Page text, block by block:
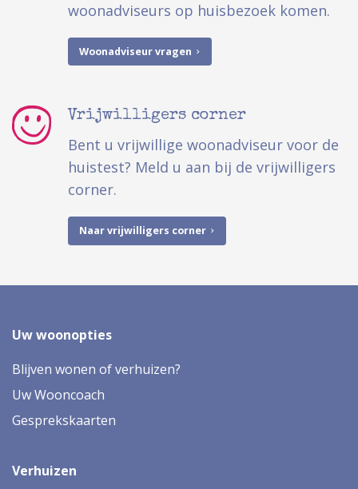
woonadviseurs op huisbezoek komen.
Woonadviseur vragen
Vrijwilligers corner
Bent u vrijwillige woonadviseur voor de
huistest? Meld u aan bij de vrijwilligers
corner.
Naar vrijwilligers corner
Uw woonopties
Blijven wonen of verhuizen?
Uw Wooncoach
Gesprekskaarten
Verhuizen